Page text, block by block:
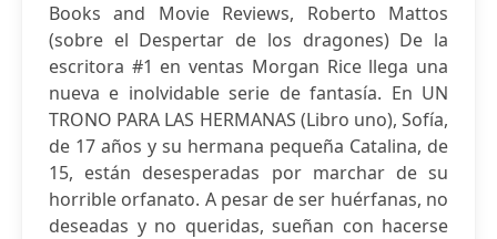
Books and Movie Reviews, Roberto Mattos
(sobre el Despertar de los dragones) De la
escritora #1 en ventas Morgan Rice llega una
nueva e inolvidable serie de fantasía. En UN
TRONO PARA LAS HERMANAS (Libro uno), Sofía,
de 17 años y su hermana pequeña Catalina, de
15, están desesperadas por marchar de su
horrible orfanato. A pesar de ser huérfanas, no
deseadas y no queridas, sueñan con hacerse